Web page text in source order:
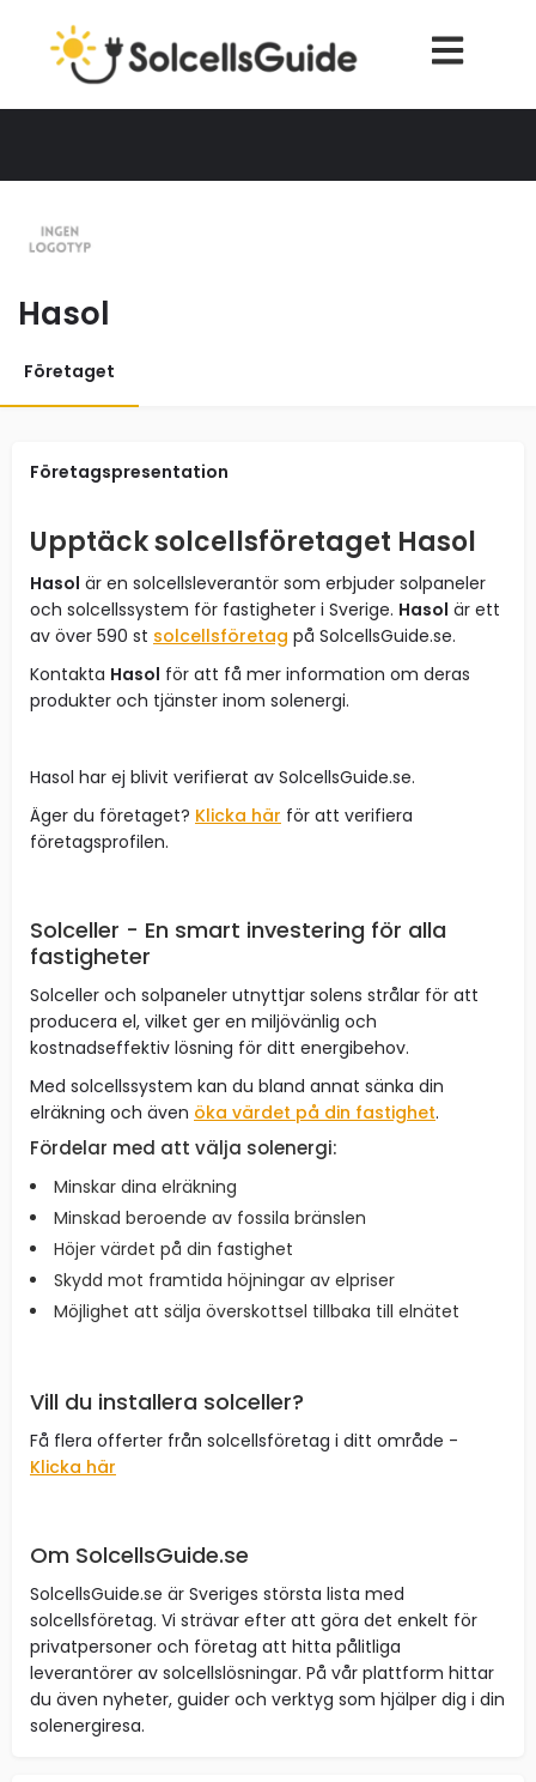
Hasol
Företaget
Företagspresentation
Upptäck solcellsföretaget Hasol
Hasol är en solcellsleverantör som erbjuder solpaneler
och solcellssystem för fastigheter i Sverige. Hasol är ett
av över 590 st solcellsföretag på SolcellsGuide.se.
Kontakta Hasol för att få mer information om deras
produkter och tjänster inom solenergi.
Hasol har ej blivit verifierat av SolcellsGuide.se.
Äger du företaget? Klicka här för att verifiera
företagsprofilen.
Solceller - En smart investering för alla
fastigheter
Solceller och solpaneler utnyttjar solens strålar för att
producera el, vilket ger en miljövänlig och
kostnadseffektiv lösning för ditt energibehov.
Med solcellssystem kan du bland annat sänka din
elräkning och även öka värdet på din fastighet.
Fördelar med att välja solenergi:
Minskar dina elräkning
Minskad beroende av fossila bränslen
Höjer värdet på din fastighet
Skydd mot framtida höjningar av elpriser
Möjlighet att sälja överskottsel tillbaka till elnätet
Vill du installera solceller?
Få flera offerter från solcellsföretag i ditt område -
Klicka här
Om SolcellsGuide.se
SolcellsGuide.se är Sveriges största lista med
solcellsföretag. Vi strävar efter att göra det enkelt för
privatpersoner och företag att hitta pålitliga
leverantörer av solcellslösningar. På vår plattform hittar
du även nyheter, guider och verktyg som hjälper dig i din
solenergiresa.